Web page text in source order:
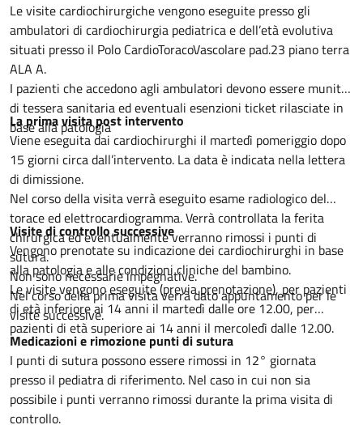
Le visite cardiochirurgiche vengono eseguite presso gli
ambulatori di cardiochirurgia pediatrica e dell’età evolutiva
situati presso il Polo CardioToracoVascolare pad.23 piano terra
ALA A.
I pazienti che accedono agli ambulatori devono essere muniti
di tessera sanitaria ed eventuali esenzioni ticket rilasciate in
base alla patologia
La prima visita post intervento
Viene eseguita dai cardiochirurghi il martedì pomeriggio dopo
15 giorni circa dall’intervento. La data è indicata nella lettera
di dimissione.
Nel corso della visita verrà eseguito esame radiologico del
torace ed elettrocardiogramma. Verrà controllata la ferita
chirurgica ed eventualmente verranno rimossi i punti di
sutura.
Non sono necessarie impegnative.
Nel corso della prima visita verrà dato appuntamento per le
visite successive.
Visite di controllo successive
Vengono prenotate su indicazione dei cardiochirurghi in base
alla patologia e alle condizioni cliniche del bambino.
Le visite vengono eseguite (previa prenotazione), per pazienti
di età inferiore ai 14 anni il martedì dalle ore 12.00, per
pazienti di età superiore ai 14 anni il mercoledì dalle 12.00.
Medicazioni e rimozione punti di sutura
I punti di sutura possono essere rimossi in 12° giornata
presso il pediatra di riferimento. Nel caso in cui non sia
possibile i punti verranno rimossi durante la prima visita di
controllo.